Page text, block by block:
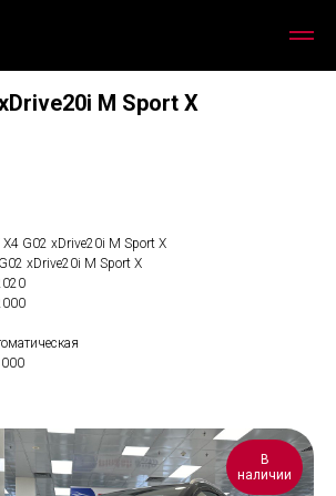
M Sport X
G02 xDrive20i M Sport X
xDrive20i M Sport X
В
наличии